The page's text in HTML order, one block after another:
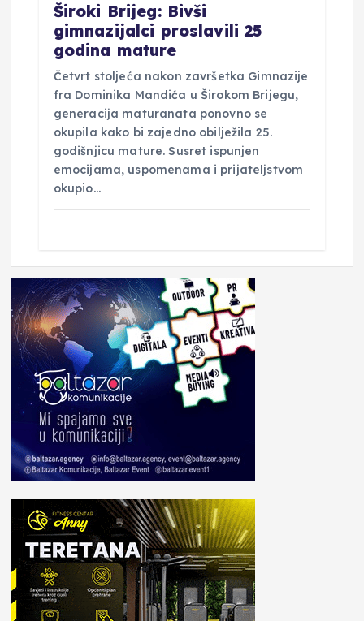
Široki Brijeg: Bivši
gimnazijalci proslavili 25
godina mature
Četvrt stoljeća nakon završetka Gimnazije
fra Dominika Mandića u Širokom Brijegu,
generacija maturanata ponovno se
okupila kako bi zajedno obilježila 25.
godišnjicu mature. Susret ispunjen
emocijama, uspomenama i prijateljstvom
okupio…